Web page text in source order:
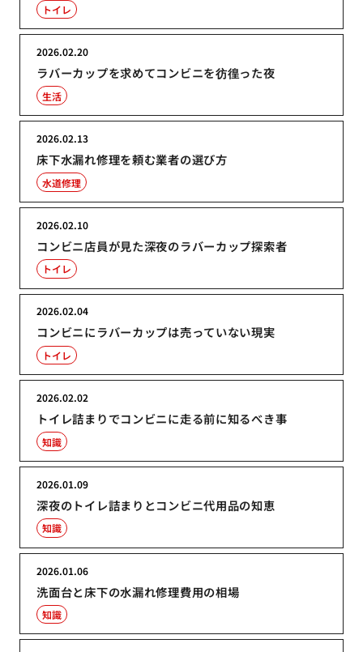
トイレ
ラバーカップを求めてコンビニを彷徨った夜
2026.02.20
生活
床下水漏れ修理を頼む業者の選び方
2026.02.13
水道修理
コンビニ店員が見た深夜のラバーカップ探索者
2026.02.10
トイレ
コンビニにラバーカップは売っていない現実
2026.02.04
トイレ
トイレ詰まりでコンビニに走る前に知るべき事
2026.02.02
知識
深夜のトイレ詰まりとコンビニ代用品の知恵
2026.01.09
知識
洗面台と床下の水漏れ修理費用の相場
2026.01.06
知識